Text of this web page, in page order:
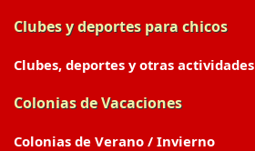
Clubes y deportes para chicos
Clubes, deportes y otras actividades
Colonias de Vacaciones
Colonias de Verano / Invierno